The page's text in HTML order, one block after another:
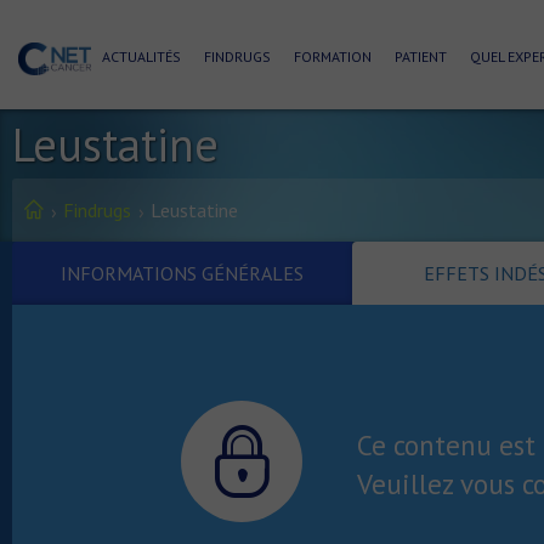
ACTUALITÉS FINDRUGS FORMATION PATIENT QUEL
Leustatine
Findrugs Leustatine
INFORMATIONS GÉNÉRALES EFFETS
Ce contenu
Veuillez vous